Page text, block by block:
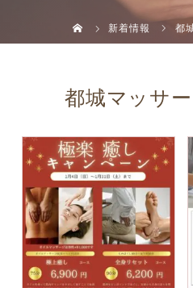
新着情報 都
都城マッサ